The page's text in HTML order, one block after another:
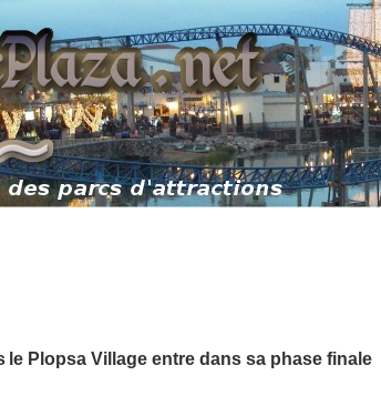
le Plopsa Village entre dans sa phase finale